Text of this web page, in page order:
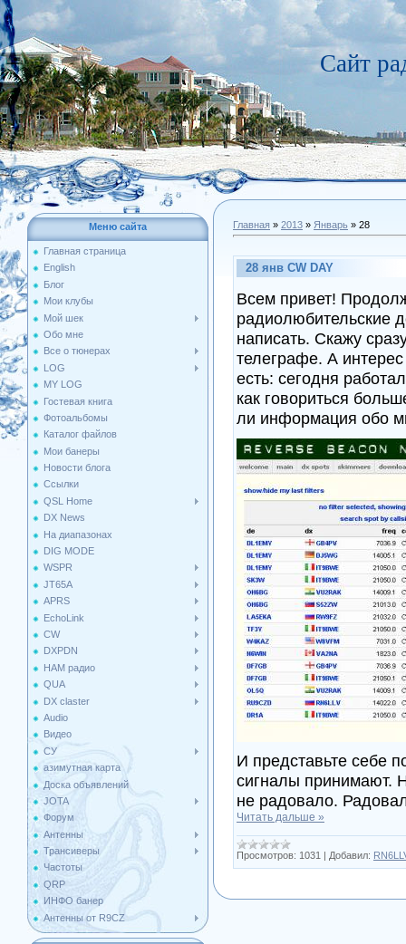
Сайт
Меню сайта
Главная страница
English
Блог
Мои клубы
Мой шек
Обо мне
Все о тюнерах
LOG
MY LOG
Гостевая книга
Фотоальбомы
Каталог файлов
Мои банеры
Новости блога
Ссылки
QSL Home
DX News
На диапазонах
DIG MODE
WSPR
JT65A
APRS
EchoLink
CW
DXPDN
HAM радио
QUA
DX claster
Audio
Видео
СУ
азимутная карта
Доска объявлений
JOTA
Форум
Антенны
Трансиверы
Частоты
QRP
ИНФО банер
Антенны от R9CZ
Главная » 2013 » Январь » 28
28 янв CW DAY
Всем привет!
радиолюбительские
написать. Скажу
телеграфе. А
есть: сегодня
как говориться
ли информация обо
И представьте себе
сигналы принимают.
не радовало.
Читать дальше »
Просмотров: 1031 | Добавил: